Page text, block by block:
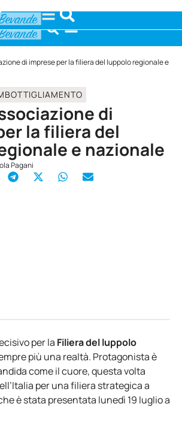
di imprese per la filiera del luppolo regionale e
di
la filiera del
e nazionale
Pagani
per la Filiera del luppolo
più una realtà. Protagonista è
come il cuore, questa volta
per una filiera strategica a
è stata presentata lunedì 19 luglio a